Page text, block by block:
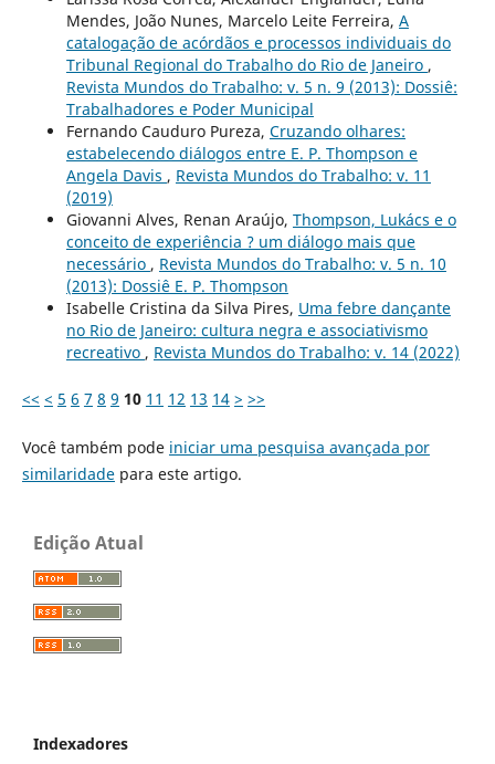
Mendes, João Nunes, Marcelo Leite Ferreira, A
catalogação de acórdãos e processos individuais do
Tribunal Regional do Trabalho do Rio de Janeiro ,
Revista Mundos do Trabalho: v. 5 n. 9 (2013): Dossiê:
Trabalhadores e Poder Municipal
Fernando Cauduro Pureza, Cruzando olhares:
estabelecendo diálogos entre E. P. Thompson e
Angela Davis , Revista Mundos do Trabalho: v. 11
(2019)
Giovanni Alves, Renan Araújo, Thompson, Lukács e o
conceito de experiência ? um diálogo mais que
necessário , Revista Mundos do Trabalho: v. 5 n. 10
(2013): Dossiê E. P. Thompson
Isabelle Cristina da Silva Pires, Uma febre dançante
no Rio de Janeiro: cultura negra e associativismo
recreativo , Revista Mundos do Trabalho: v. 14 (2022)
<< < 5 6 7 8 9 10 11 12 13 14 > >>
Você também pode iniciar uma pesquisa avançada por
similaridadepara este artigo.
Edição Atual
Indexadores